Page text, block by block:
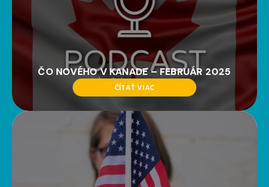
ČO NOVÉHO V KANADE – FEBRUÁR 2025
ČÍTAŤ VIAC